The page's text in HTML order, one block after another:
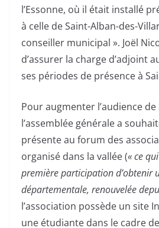
l’Essonne, où il était installé
à celle de Saint-Alban-des-
conseiller municipal ». Joël
d’assurer la charge d’adjoint
ses périodes de présence à
Pour augmenter l’audience de
l’assemblée générale a
présente au forum des
organisé dans la vallée (« ce
première participation d’obtenir
départementale, renouvelée
l’association possède un site
une étudiante dans le cadre